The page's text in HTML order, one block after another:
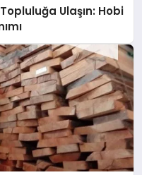
Ulaşın: Hobi